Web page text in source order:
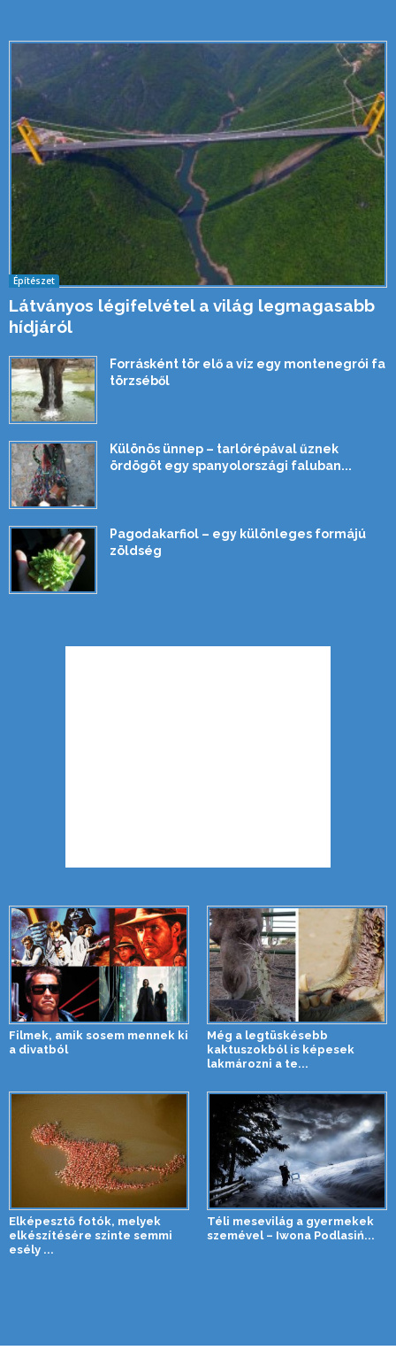
Építészet
Látványos légifelvétel a világ legmagasabb
hídjáról
Forrásként tör elő a víz egy montenegrói fa
törzséből
Különös ünnep – tarlórépával űznek
ördögöt egy spanyolországi faluban...
Pagodakarfiol – egy különleges formájú
zöldség
Filmek, amik sosem mennek ki
a divatból
Még a legtüskésebb
kaktuszokból is képesek
lakmározni a te...
Elképesztő fotók, melyek
elkészítésére szinte semmi
esély ...
Téli mesevilág a gyermekek
szemével – Iwona Podlasiń...